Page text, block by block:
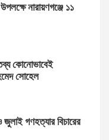
নারায়ণগঞ্জে ১১
কোনোভাবেই
সোহেল
গণহত্যার বিচারের